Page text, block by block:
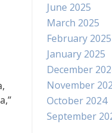
June 2025
March 2025
February 2025
January 2025
December
November
October 2024
September